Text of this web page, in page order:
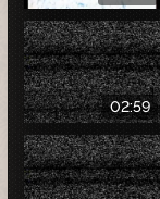
02:59